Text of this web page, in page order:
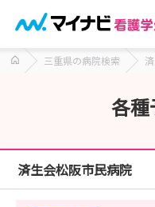
三重県の病院検索
各
済生会松阪市民病院